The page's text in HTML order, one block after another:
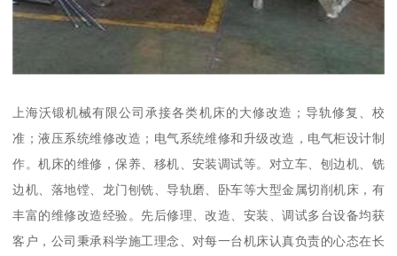
上海沃锻机械有限公司承接各类机床的大修改造；导轨修复、校
准；液压系统维修改造；电气系统维修和升级改造，电气柜设计制
作。机床的维修，保养、移机、安装调试等。对立车、刨边机、铣
边机、落地镗、龙门刨铣、导轨磨、卧车等大型金属切削机床，有
丰富的维修改造经验。先后修理、改造、安装、调试多台设备均获
客户，公司秉承科学施工理念、对每一台机床认真负责的心态在长